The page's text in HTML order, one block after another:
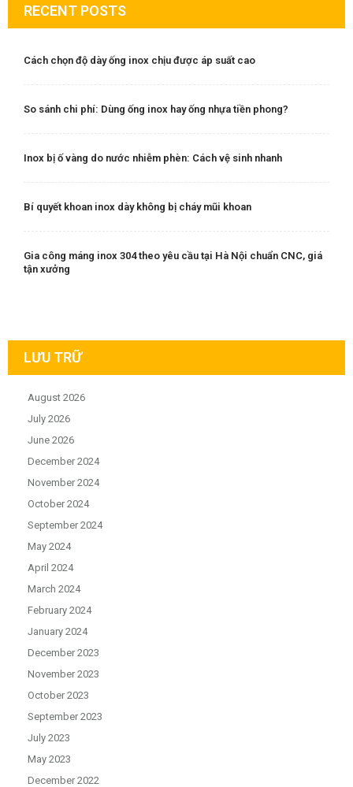
RECENT POSTS
Cách chọn độ dày ống inox chịu được áp suất cao
So sánh chi phí: Dùng ống inox hay ống nhựa tiền phong?
Inox bị ố vàng do nước nhiễm phèn: Cách vệ sinh nhanh
Bí quyết khoan inox dày không bị cháy mũi khoan
Gia công máng inox 304 theo yêu cầu tại Hà Nội chuẩn CNC, giá
tận xưởng
LƯU TRỮ
August 2026
July 2026
June 2026
December 2024
November 2024
October 2024
September 2024
May 2024
April 2024
March 2024
February 2024
January 2024
December 2023
November 2023
October 2023
September 2023
July 2023
May 2023
December 2022